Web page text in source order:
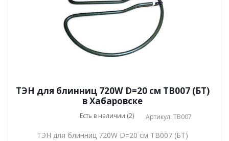
ТЭН для блинниц 720W D=20 см TB007 (БТ)
в Хабаровске
Есть в наличии (2) Артикул: TB007
ТЭН для блинниц 720W D=20 см TB007 (БТ)